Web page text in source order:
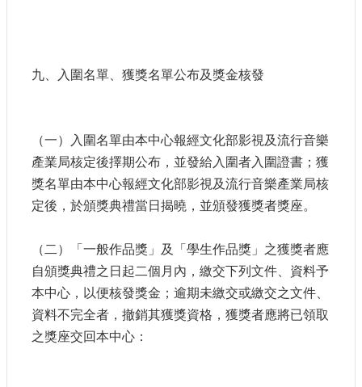
九、入圍名單、獲獎名單公布及獎金核發
（一）入圍名單由本中心報經文化部影視及流行音樂
產業局核定後擇期公布，並發給入圍者入圍證書；獲
獎名單由本中心報經文化部影視及流行音樂產業局核
定後，於頒獎典禮當日揭曉，並頒發獲獎者獎座。
（二）「一般作品獎」及「學生作品獎」之獲獎者應
自頒獎典禮之日起二個月內，繳交下列文件、資料予
本中心，以便核發獎金；逾期未繳交或繳交之文件、
資料不完全者，撤銷其獲獎資格，獲獎者應將已領取
之獎座交回本中心：